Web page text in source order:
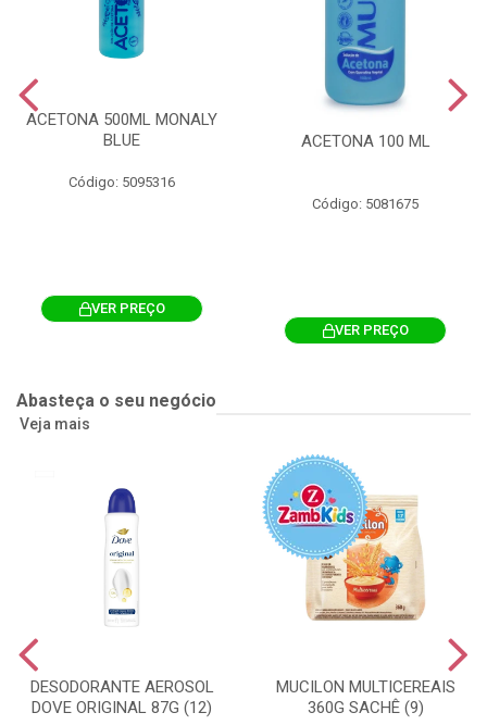
ACETONA 500ML MONALY
BLUE
Código: 5095316
VER PREÇO
ACETONA 100 ML
Código: 5081675
VER PREÇO
Abasteça o seu negócio
Veja mais
DESODORANTE AEROSOL
DOVE ORIGINAL 87G (12)
MUCILON MULTICEREAIS
360G SACHÊ (9)